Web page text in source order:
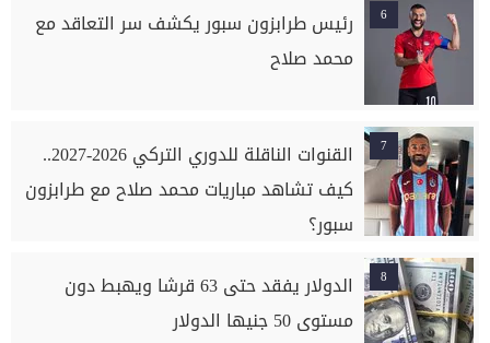
6
رئيس طرابزون سبور يكشف سر التعاقد مع
محمد صلاح
7
القنوات الناقلة للدوري التركي 2026-2027..
كيف تشاهد مباريات محمد صلاح مع طرابزون
سبور؟
8
الدولار يفقد حتى 63 قرشا ويهبط دون
مستوى 50 جنيها الدولار